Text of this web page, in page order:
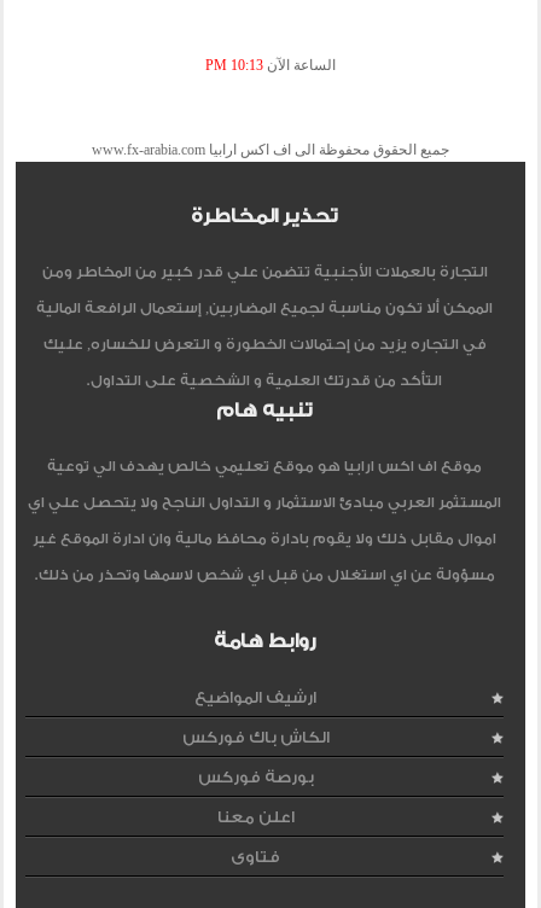
الساعة الآن 10:13 PM
جميع الحقوق محفوظة الى اف اكس ارابيا www.fx-arabia.com
تحذير المخاطرة
التجارة بالعملات الأجنبية تتضمن علي قدر كبير من المخاطر ومن
الممكن ألا تكون مناسبة لجميع المضاربين, إستعمال الرافعة المالية
في التجاره يزيد من إحتمالات الخطورة و التعرض للخساره, عليك
التأكد من قدرتك العلمية و الشخصية على التداول.
تنبيه هام
موقع اف اكس ارابيا هو موقع تعليمي خالص يهدف الي توعية
المستثمر العربي مبادئ الاستثمار و التداول الناجح ولا يتحصل علي اي
اموال مقابل ذلك ولا يقوم بادارة محافظ مالية وان ادارة الموقع غير
مسؤولة عن اي استغلال من قبل اي شخص لاسمها وتحذر من ذلك.
روابط هامة
ارشيف المواضيع
الكاش باك فوركس
بورصة فوركس
اعلن معنا
فتاوى